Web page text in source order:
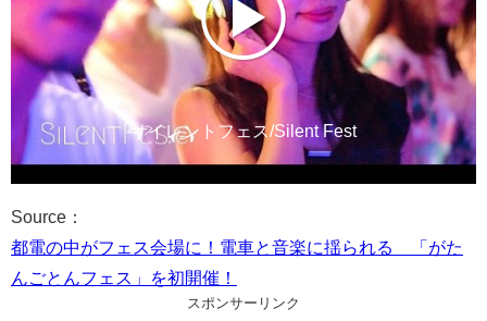
サイレントフェス/Silent Fest
Source：
都電の中がフェス会場に！電車と音楽に揺られる 「がた
んごとんフェス」を初開催！
スポンサーリンク